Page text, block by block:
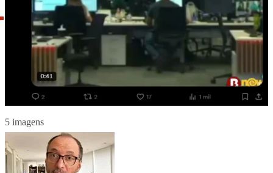
5 imagens